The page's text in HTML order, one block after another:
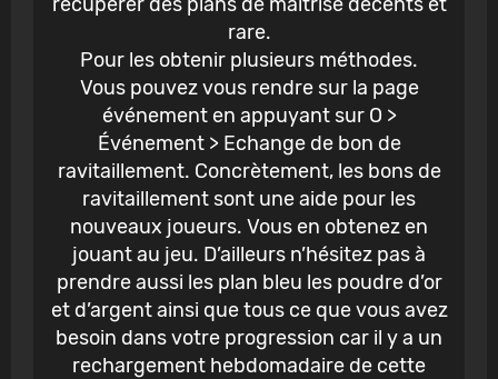
rare.
Pour les obtenir plusieurs méthodes.
Vous pouvez vous rendre sur la page
événement en appuyant sur O >
Événement > Echange de bon de
ravitaillement. Concrètement, les bons de
ravitaillement sont une aide pour les
nouveaux joueurs. Vous en obtenez en
jouant au jeu. D’ailleurs n’hésitez pas à
prendre aussi les plan bleu les poudre d’or
et d’argent ainsi que tous ce que vous avez
besoin dans votre progression car il y a un
rechargement hebdomadaire de cette